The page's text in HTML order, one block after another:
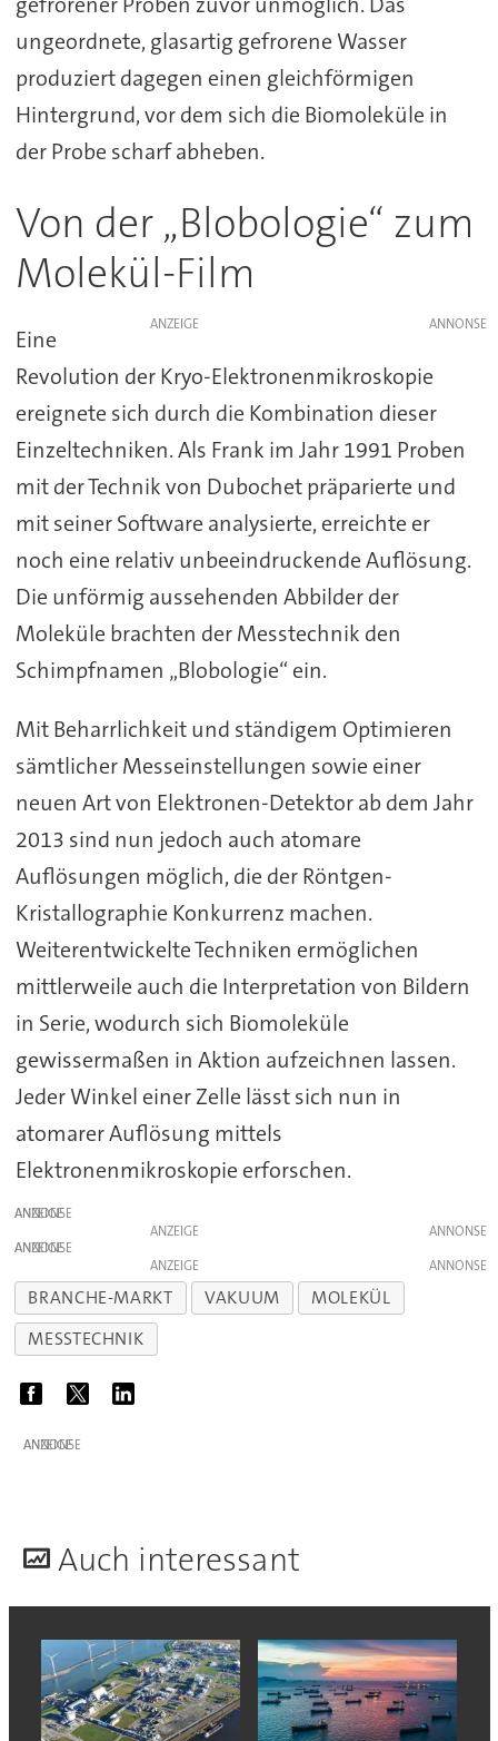
ungeordnete, glasartig gefrorene Wasser
produziert dagegen einen gleichförmigen
Hintergrund, vor dem sich die Biomoleküle in
der Probe scharf abheben.
Von der „Blobologie“ zum
Molekül-Film
ANZEIGE
Eine
Revolution der Kryo-Elektronenmikroskopie
ereignete sich durch die Kombination dieser
Einzeltechniken. Als Frank im Jahr 1991 Proben
mit der Technik von Dubochet präparierte und
mit seiner Software analysierte, erreichte er
noch eine relativ unbeeindruckende Auflösung.
Die unförmig aussehenden Abbilder der
Moleküle brachten der Messtechnik den
Schimpfnamen „Blobologie“ ein.
Mit Beharrlichkeit und ständigem Optimieren
sämtlicher Messeinstellungen sowie einer
neuen Art von Elektronen-Detektor ab dem Jahr
2013 sind nun jedoch auch atomare
Auflösungen möglich, die der Röntgen-
Kristallographie Konkurrenz machen.
Weiterentwickelte Techniken ermöglichen
mittlerweile auch die Interpretation von Bildern
in Serie, wodurch sich Biomoleküle
gewissermaßen in Aktion aufzeichnen lassen.
Jeder Winkel einer Zelle lässt sich nun in
atomarer Auflösung mittels
Elektronenmikroskopie erforschen.
ANZEIGE
ANZEIGE
ANZEIGE
ANZEIGE
BRANCHE-MARKT VAKUUM
MOLEKÜL
MESSTECHNIK
ANZEIGE
Auch interessant